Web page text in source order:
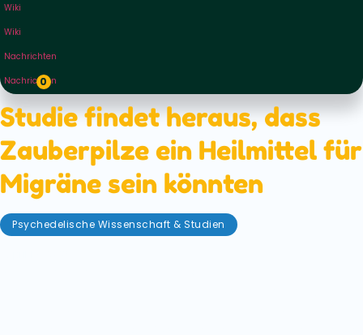
Wiki
Wiki
Nachrichten
Nachrichten
0
Studie findet heraus, dass
Zauberpilze ein Heilmittel für
Migräne sein könnten
Psychedelische Wissenschaft & Studien